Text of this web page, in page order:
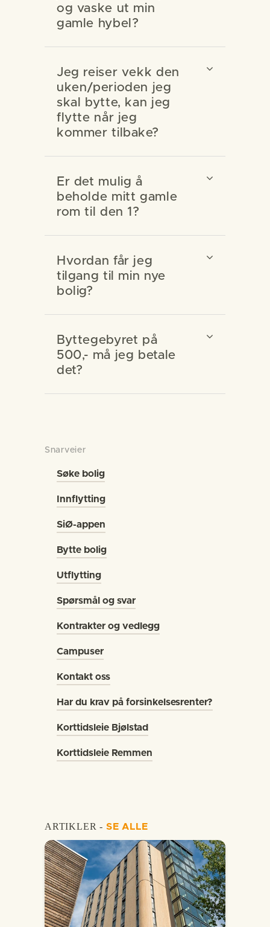
og vaske ut min
gamle hybel?
Jeg reiser vekk den
uken/perioden jeg
skal bytte, kan jeg
flytte når jeg
kommer tilbake?
Er det mulig å
beholde mitt gamle
rom til den 1?
Hvordan får jeg
tilgang til min nye
bolig?
Byttegebyret på
500,- må jeg betale
det?
Snarveier
Søke bolig
Innflytting
SiØ-appen
Bytte bolig
Utflytting
Spørsmål og svar
Kontrakter og vedlegg
Campuser
Kontakt oss
Har du krav på forsinkelsesrenter?
Korttidsleie Bjølstad
Korttidsleie Remmen
ARTIKLER - SE ALLE